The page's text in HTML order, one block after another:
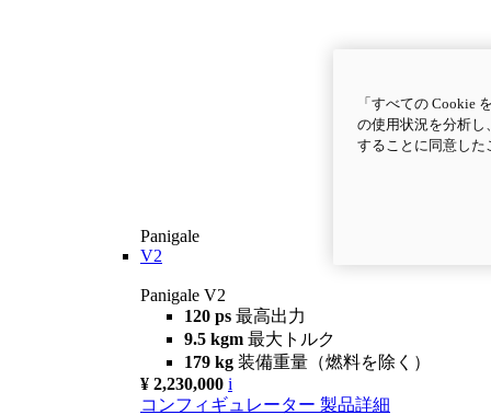
Panigale
V2
Panigale V2
120 ps 最高出力
9.5 kgm 最大トルク
179 kg 装備重量（燃料を除く）
¥ 2,230,000 i
コンフィギュレーター 製品詳細
「すべての Cookie
の使用状況を分析し
することに同意し